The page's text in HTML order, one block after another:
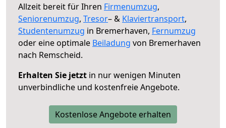
Allzeit bereit für Ihren Firmenumzug,
Seniorenumzug, Tresor– & Klaviertransport,
Studentenumzug in Bremerhaven, Fernumzug
oder eine optimale Beiladung von Bremerhaven
nach Remscheid.
Erhalten Sie jetzt in nur wenigen Minuten
unverbindliche und kostenfreie Angebote.
Kostenlose Angebote erhalten